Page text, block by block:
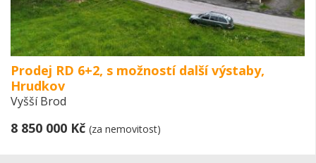
Prodej RD 6+2, s možností další výstaby,
Hrudkov
Vyšší Brod
8 850 000 Kč (za nemovitost)